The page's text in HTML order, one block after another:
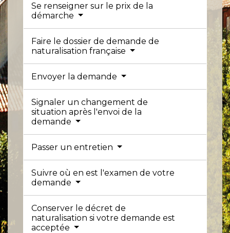
Se renseigner sur le prix de la
démarche
Faire le dossier de demande de
naturalisation française
Envoyer la demande
Signaler un changement de
situation après l'envoi de la
demande
Passer un entretien
Suivre où en est l'examen de votre
demande
Conserver le décret de
naturalisation si votre demande est
acceptée